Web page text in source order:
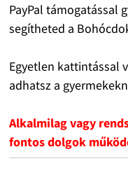
PayPal támogatással
segítheted a
Egyetlen kattintással
adhatsz a
Alkalmilag vagy
fontos dolgok